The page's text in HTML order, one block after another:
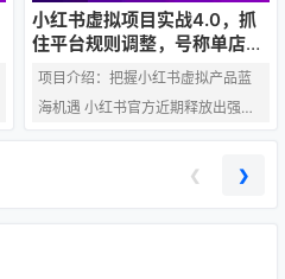
略。 什么是淘宝无人直播？ 淘宝无
人直播，并非字面意义上的没有主
播，而是指利用智能技术和工具，
模拟人工主播的直播场景和互…
小红书虚拟项目实战4.0，抓
住平台规则调整，号称单店日
入500+！
项目介绍：把握小红书虚拟产品蓝
海机遇 小红书官方近期释放出强烈
目，并同步推出官方自动发货工
❮ ❯